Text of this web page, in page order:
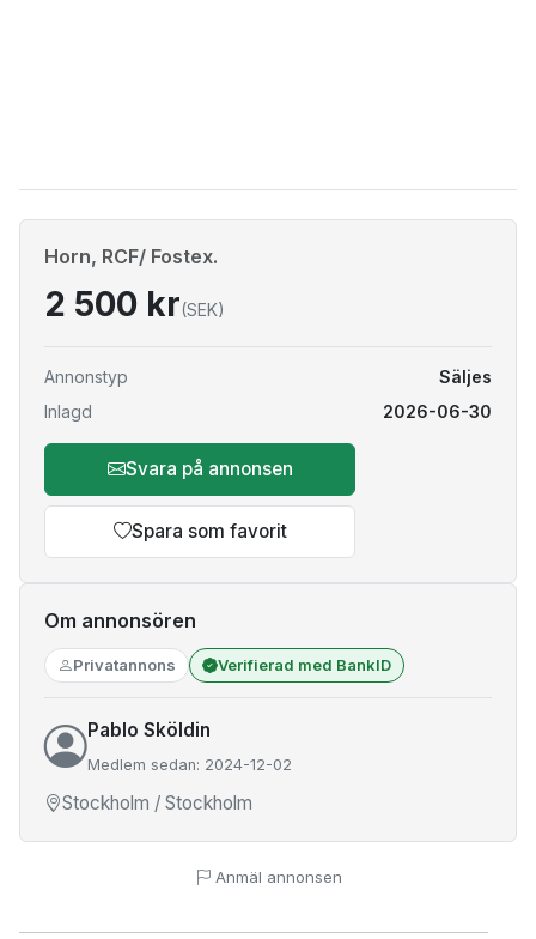
Horn, RCF/ Fostex.
2 500 kr(SEK)
Annonstyp
Säljes
Inlagd
2026-06-30
Svara på annonsen
Spara som favorit
Om annonsören
Privatannons Verifierad med BankID
Pablo Sköldin
Medlem sedan: 2024-12-02
Stockholm / Stockholm
Anmäl annonsen